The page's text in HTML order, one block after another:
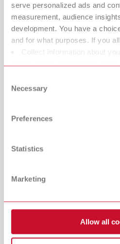
serve personalized ads and
measurement, audience
development. You have a
and for what purposes. If you
Collect information about
characteristics (fingerprinting)
Find out more about how your
and set your preferences in
change or withdraw your
Selection
Necessary
Preferences
Statistics
Marketing
Allow all
Umanità, stima e
quarta generazione. Anche se
estende in tutto il mondo, il
stato preservato. Il
Rieger , ha sempre assunto un
responsabilità. Come datori di
ci impegniamo intensamente
alle famiglie soddisfa la
lavoro e vita privata. Viviamo
e responsabile autonomia. In
futuro, abbiamo un'elevata
sostenibilità sociale ed